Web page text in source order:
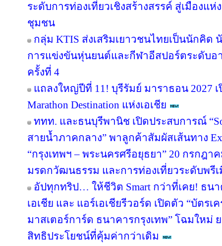
ระดับการท่องเที่ยวเชิงสร้างสรรค์ สู่เมืองแ
ชุมชน
กลุ่ม KTIS ส่งเสริมเยาวชนไทยเป็นนักคิด
การแข่งขันหุ่นยนต์และกีฬาอีสปอร์ตระดับอ
ครั้งที่ 4
แถลงใหญ่ปีที่ 11! บุรีรัมย์ มาราธอน 2027
Marathon Destination แห่งเอเชีย
ททท. และธนบุรีพานิช เปิดประสบการณ์
สายน้ำภาคกลาง” พาลูกค้าสัมผัสเส้นทาง
“กรุงเทพฯ – พระนครศรีอยุธยา” 20 กรกฎ
มรดกวัฒนธรรม และการท่องเที่ยวระดับพรี
อัปทุกทริป… ให้ชีวิต Smart กว่าที่เคย! ธน
เอเชีย และ แอร์เอเชียรีวอร์ด เปิดตัว “บัตร
มาสเตอร์การ์ด ธนาคารกรุงเทพ” โฉมใหม่
สิทธิประโยชน์ที่คุ้มค่ากว่าเดิม